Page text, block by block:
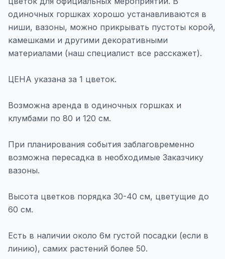
одиночных горшках хорошо устанавливаются в
ниши, вазоны, можно прикрывать пустоты корой,
камешками и другими декоративными
материалами (наш специалист все расскажет).
ЦЕНА указана за 1 цветок.
Возможна аренда в одиночных горшках и
клумбами по 80 и 120 см.
При планирования события заблаговременно
возможна пересадка в необходимые Заказчику
вазоны.
Высота цветков порядка 30-40 см, цветущие до
60 см.
Есть в наличии около 6м густой посадки (если в
линию), самих растений более 50.